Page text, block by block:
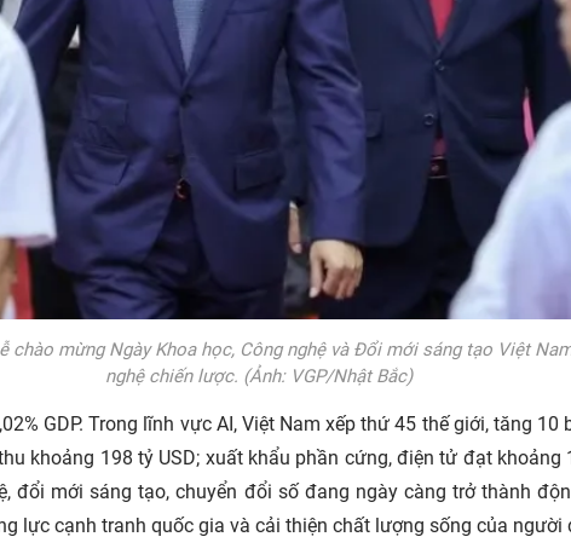
chào mừng Ngày Khoa học, Công nghệ và Đổi mới sáng tạo Việt
nghệ chiến lược. (Ảnh: VGP/Nhật Bắc)
GDP. Trong lĩnh vực AI, Việt Nam xếp thứ 45 thế giới, tăng 10
khoảng 198 tỷ USD; xuất khẩu phần cứng, điện tử đạt khoảng
đổi mới sáng tạo, chuyển đổi số đang ngày càng trở thành
lực cạnh tranh quốc gia và cải thiện chất lượng sống của người